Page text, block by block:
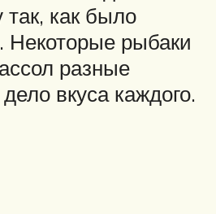
как было
рыбаки
разные
вкуса каждого.